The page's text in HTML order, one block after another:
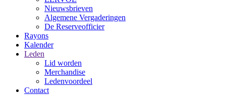
Nieuwsbrieven
Algemene Vergaderingen
De Reserveofficier
Rayons
Kalender
Leden
Lid worden
Merchandise
Ledenvoordeel
Contact